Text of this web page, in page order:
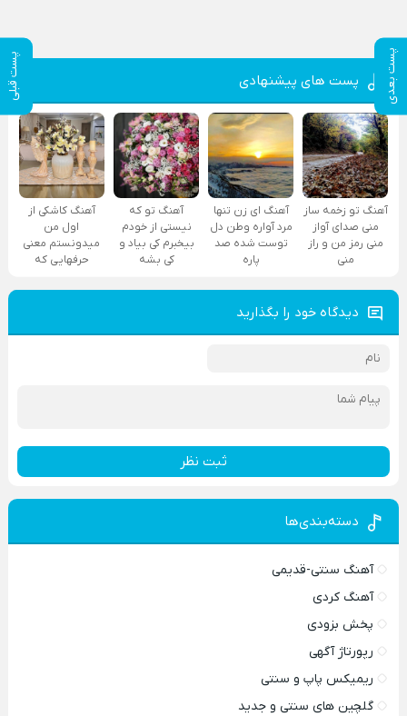
پست بعدی پست قبلی پست های پیشنهادی
آهنگ تو زخمه ساز
منی صدای آواز
منی رمز من و راز
منی
آهنگ ای زن تنها
مرد آواره وطن دل
توست شده صد
پاره
آهنگ تو که
نیستی از خودم
بیخبرم کی بیاد و
کی بشه
آهنگ کاشکی از
اول من
میدونستم معنی
حرفهایی که
دیدگاه خود را بگذارید
ثبت نظر
دسته‌بندی‌ها
آهنگ سنتی-قدیمی
آهنگ کردی
پخش بزودی
رپورتاژ آگهی
ریمیکس پاپ و سنتی
گلچین های سنتی و جدید